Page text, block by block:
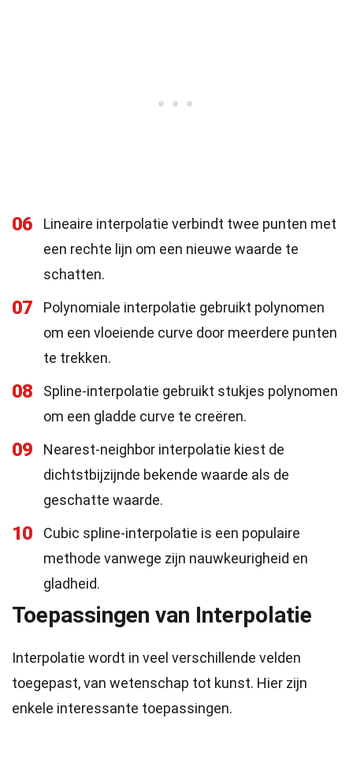
06
Lineaire interpolatie verbindt twee punten met
een rechte lijn om een nieuwe waarde te
schatten.
07
Polynomiale interpolatie gebruikt polynomen
om een vloeiende curve door meerdere punten
te trekken.
08
Spline-interpolatie gebruikt stukjes polynomen
om een gladde curve te creëren.
09
Nearest-neighbor interpolatie kiest de
dichtstbijzijnde bekende waarde als de
geschatte waarde.
10
Cubic spline-interpolatie is een populaire
methode vanwege zijn nauwkeurigheid en
gladheid.
Toepassingen van Interpolatie
Interpolatie wordt in veel verschillende velden
toegepast, van wetenschap tot kunst. Hier zijn
enkele interessante toepassingen.